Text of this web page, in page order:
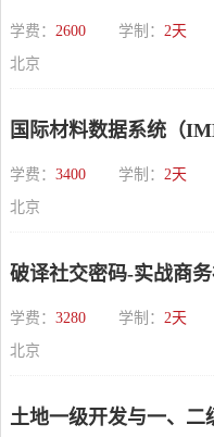
学费： 2600 学制： 2天
北京
国际材料数据系统（
学费： 3400 学制： 2天
北京
破译社交密码-实战商
学费： 3280 学制： 2天
北京
土地一级开发与一、